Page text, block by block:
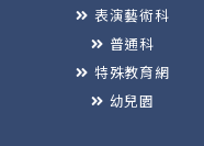
表演藝術科
普通科
特殊教育網
幼兒園